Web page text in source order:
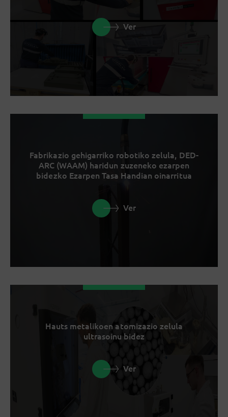
Ver
Fabrikazio gehigarriko robotiko zelula, DED-
ARC (WAAM) haridun zuzeneko ezarpen
bidezko Ezarpen Tasa Handian oinarritua
Ver
Hauts metalikoen atomizazio zelula
ultrasoinu bidez
Ver